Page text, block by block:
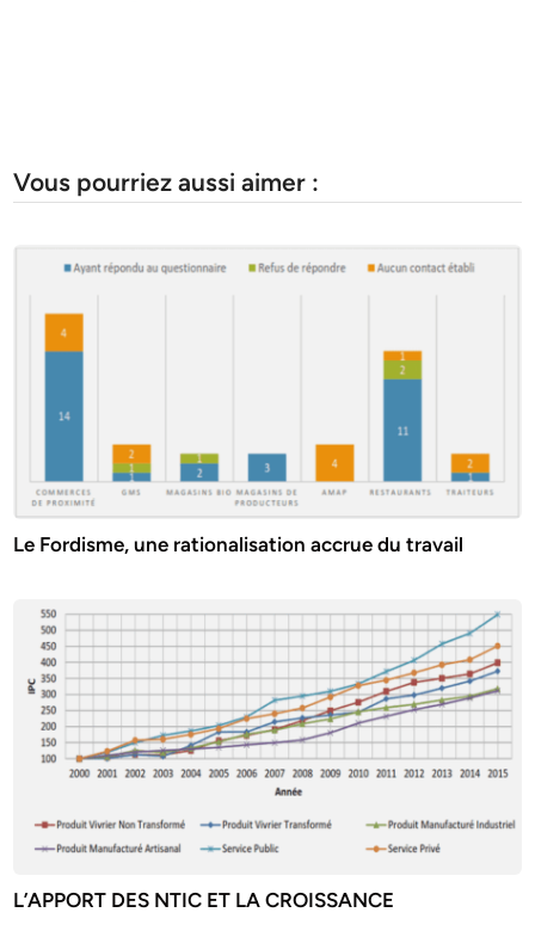
Vous pourriez aussi aimer :
Le Fordisme, une rationalisation accrue du travail
L’APPORT DES NTIC ET LA CROISSANCE